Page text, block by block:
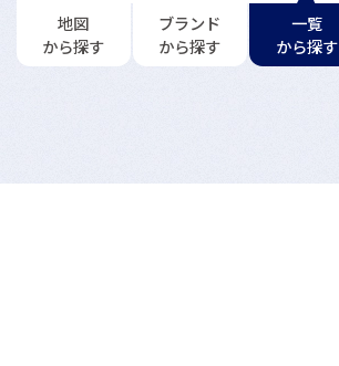
地図
から探す
ブランド
から探す
一覧
から探す